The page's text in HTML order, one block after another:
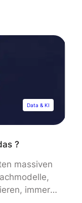
du eine
wertvolle
[…]
Data & KI
?
massiven
immer